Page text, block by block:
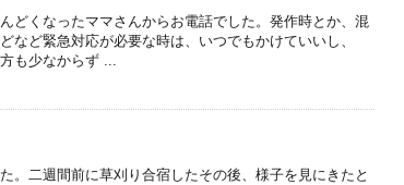
どくなったママさんからお電話でした。発作時とか、混
など緊急対応が必要な時は、いつでもかけていいし、
も少なからず ...
。二週間前に草刈り合宿したその後、様子を見にきたと